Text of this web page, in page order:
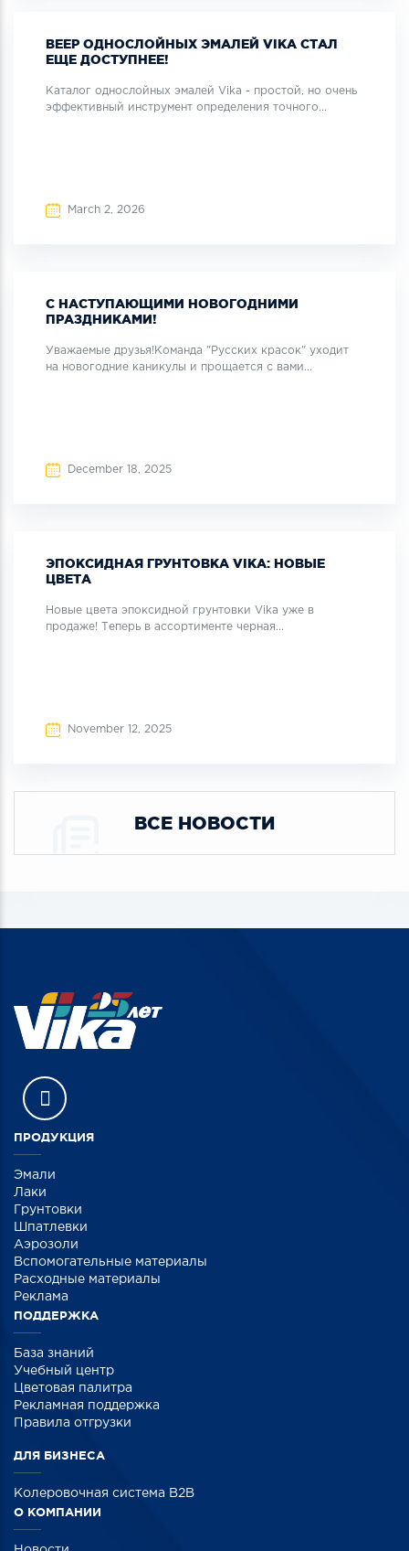
ВЕЕР ОДНОСЛОЙНЫХ ЭМАЛЕЙ VIKA СТАЛ
ЕЩЕ ДОСТУПНЕЕ!
Каталог однослойных эмалей Vika - простой, но очень
эффективный инструмент определения точного...
March 2, 2026
С НАСТУПАЮЩИМИ НОВОГОДНИМИ
ПРАЗДНИКАМИ!
Уважаемые друзья!Команда "Русских красок" уходит
на новогодние каникулы и прощается с вами...
December 18, 2025
ЭПОКСИДНАЯ ГРУНТОВКА VIKA: НОВЫЕ
ЦВЕТА
Новые цвета эпоксидной грунтовки Vika уже в
продаже! Теперь в ассортименте черная...
November 12, 2025
ВСЕ НОВОСТИ
ПРОДУКЦИЯ
Эмали
Лаки
Грунтовки
Шпатлевки
Аэрозоли
Вспомогательные материалы
Расходные материалы
Реклама
ПОДДЕРЖКА
База знаний
Учебный центр
Цветовая палитра
Рекламная поддержка
Правила отгрузки
ДЛЯ БИЗНЕСА
Колеровочная система B2B
О КОМПАНИИ